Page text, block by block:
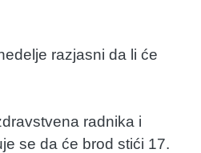
razjasni da li će
radnika i
se da će brod stići 17.